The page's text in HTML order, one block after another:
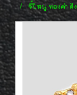
จี้ปีหนู ทองคำ ฝั